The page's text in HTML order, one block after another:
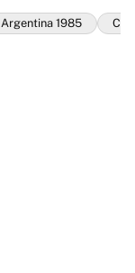
Argentina 1985 Cine